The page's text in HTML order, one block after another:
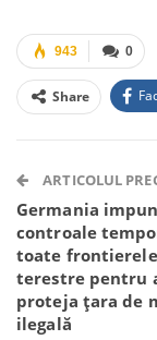
0
943
Share
Telegram
ARTICOLUL
Germania
controale
toate frontierele
terestre pentru
proteja țara de
ilegală